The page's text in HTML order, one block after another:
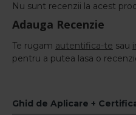
Nu sunt recenzii la acest
Adauga Recenzie
Te rugam autentifica-te sau
pentru a putea lasa o
Ghid de Aplicare +